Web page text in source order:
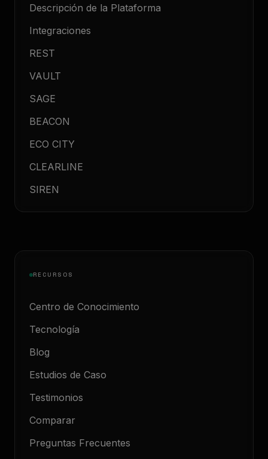
Descripción de la Plataforma
Integraciones
REST
VAULT
SAGE
BEACON
ECO CITY
CLEARLINE
SIREN
RECURSOS
Centro de Conocimiento
Tecnología
Blog
Estudios de Caso
Testimonios
Comparar
Preguntas Frecuentes